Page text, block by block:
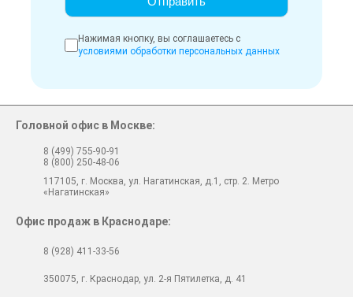
Нажимая кнопку, вы соглашаетесь с
условиями обработки персональных данных
Головной офис в Москве:
8 (499) 755-90-91
8 (800) 250-48-06
117105, г. Москва, ул. Нагатинская, д.1, стр. 2. Метро
«Нагатинская»
Офис продаж в Краснодаре:
8 (928) 411-33-56
350075, г. Краснодар, ул. 2-я Пятилетка, д. 41